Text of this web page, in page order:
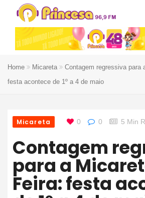
Home Micareta
Contagem regressiva para
festa acontece de 1º a 4 de maio
Micareta 0 0 5 Min
Contagem regressiva
para a
Feira: festa